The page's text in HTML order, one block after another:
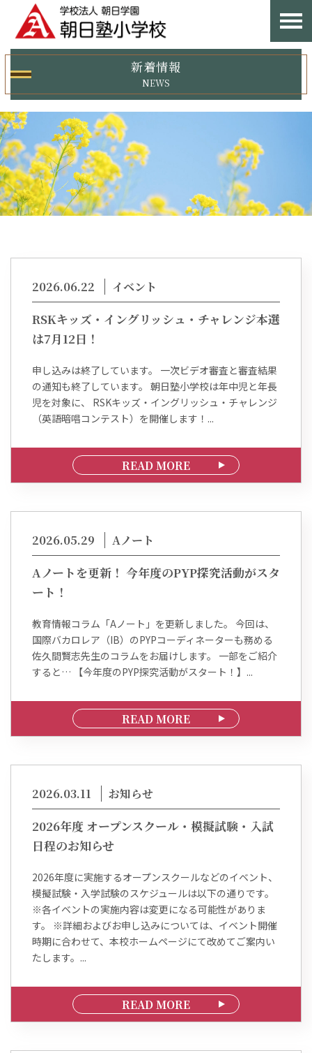
新着情報
NEWS
2026.06.22 イベント
RSKキッズ・イングリッシュ・チャレンジ本選
は7月12日！
申し込みは終了しています。 一次ビデオ審査と審査結果
の通知も終了しています。 朝日塾小学校は年中児と年長
児を対象に、 RSKキッズ・イングリッシュ・チャレンジ
（英語暗唱コンテスト）を開催します！...
READ MORE
2026.05.29 Aノート
Aノートを更新！ 今年度のPYP探究活動がスタ
ート！
教育情報コラム「Aノート」を更新しました。 今回は、
国際バカロレア（IB）のPYPコーディネーターも務める
佐久間賢志先生のコラムをお届けします。 一部をご紹介
すると… 【今年度のPYP探究活動がスタート！】...
READ MORE
2026.03.11 お知らせ
2026年度 オープンスクール・模擬試験・入試
日程のお知らせ
2026年度に実施するオープンスクールなどのイベント、
模擬試験・入学試験のスケジュールは以下の通りです。
※各イベントの実施内容は変更になる可能性がありま
す。 ※詳細およびお申し込みについては、イベント開催
時期に合わせて、本校ホームページにて改めてご案内い
たします。...
READ MORE